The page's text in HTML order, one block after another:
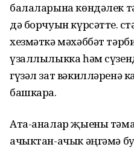
балаларына көндәлек
дә борчуын күрсәтте.
хезмәткә мәхәббәт
үзаллылыкка һәм
гүзәл зат вәкилләренә
башкара.
Ата-аналар җыены
ачыктан-ачык әңгәмә